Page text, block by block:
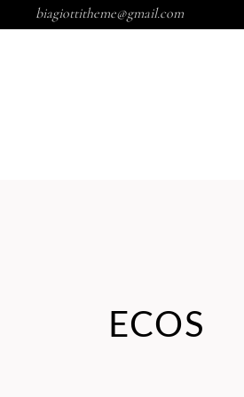
biagiottitheme@gmail.com
ECOS